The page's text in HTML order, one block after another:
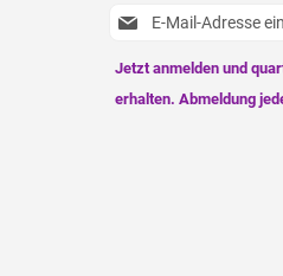
Anmeldung
Newsletter: